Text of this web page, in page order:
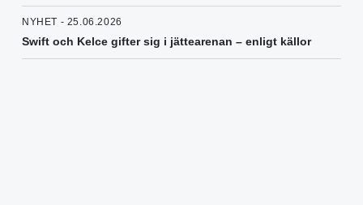
NYHET - 25.06.2026
Swift och Kelce gifter sig i jättearenan – enligt källor